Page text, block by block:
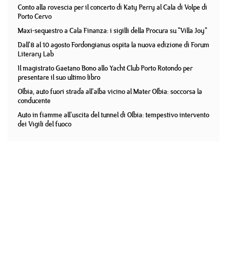
Conto alla rovescia per il concerto di Katy Perry al Cala di Volpe di
Porto Cervo
Maxi-sequestro a Cala Finanza: i sigilli della Procura su "Villa Joy"
Dall'8 al 10 agosto Fordongianus ospita la nuova edizione di Forum
Literary Lab
Il magistrato Gaetano Bono allo Yacht Club Porto Rotondo per
presentare il suo ultimo libro
Olbia, auto fuori strada all'alba vicino al Mater Olbia: soccorsa la
conducente
Auto in fiamme all'uscita del tunnel di Olbia: tempestivo intervento
dei Vigili del fuoco